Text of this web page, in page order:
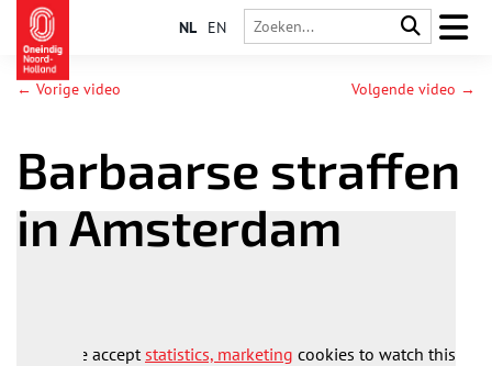
NL EN
← Vorige video Volgende video →
Barbaarse straffen
in Amsterdam
Please acceptstatistics, marketing cookies to watch this